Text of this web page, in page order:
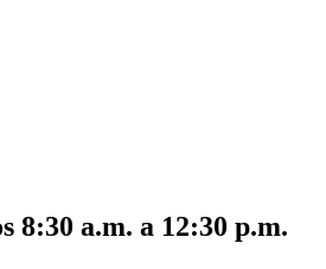
8:30 a.m. a 12:30 p.m.